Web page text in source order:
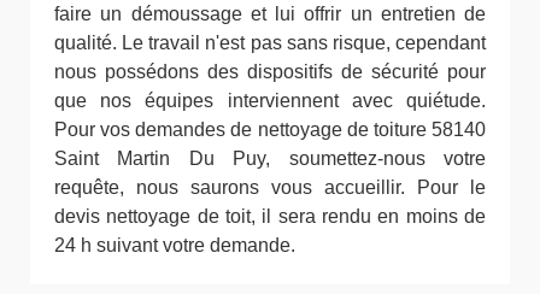
faire un démoussage et lui offrir un entretien de
qualité. Le travail n'est pas sans risque, cependant
nous possédons des dispositifs de sécurité pour
que nos équipes interviennent avec quiétude.
Pour vos demandes de nettoyage de toiture 58140
Saint Martin Du Puy, soumettez-nous votre
requête, nous saurons vous accueillir. Pour le
devis nettoyage de toit, il sera rendu en moins de
24 h suivant votre demande.